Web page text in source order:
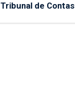
Tribunal de Contas